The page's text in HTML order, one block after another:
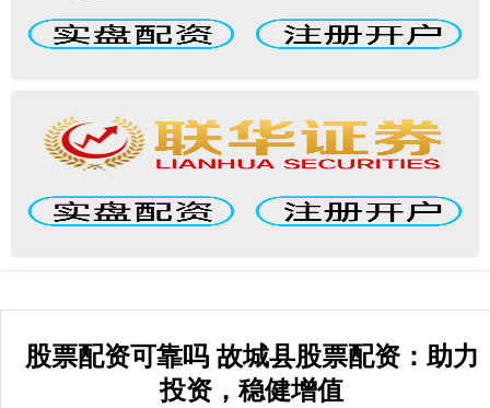
股票配资可靠吗 故城县股票配资：助力
投资，稳健增值